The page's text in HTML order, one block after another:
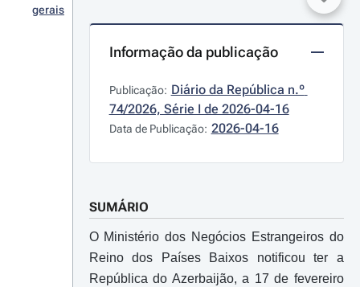
gerais
Informação da publicação
Publicação: Diário da República n.º
74/2026, Série I de 2026-04-16
Data de Publicação: 2026-04-16
SUMÁRIO
O Ministério dos Negócios Estrangeiros do
Reino dos Países Baixos notificou ter a
República do Azerbaijão, a 17 de fevereiro